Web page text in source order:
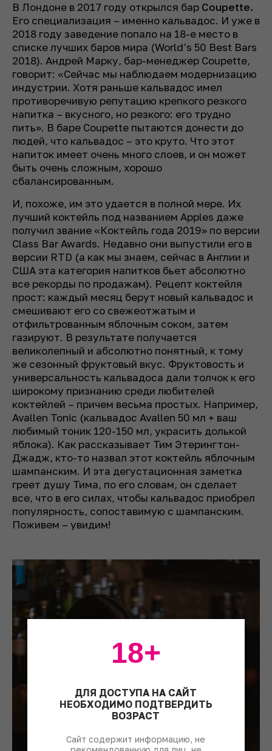
В Лондоне в 2017 году открылся бар Coupette.
Его специализация – именно кальвадос. И уже в
2018 году заведение попало на 18-е место в
списке лучших баров мира (World’s 50 Best Bars
2018). Андрей Марку, бар-менеджер Coupette,
говорит: «Сейчас мы наблюдаем модернизацию
индустрии. Хотя раньше кальвадос имел
противоречивую репутацию крепкого резкого
напитка – вкусного, но резкого: его трудно
пить». В баре Coupette пытаются донести до
людей, что кальвадос – это круто. Что этот
напиток имеет очень много слоев, и он может
быть очень сложным, хорошо
сбалансированным.
И, похоже, им это удается в полной мере. Их
лучший коктейль под названием Apples даже
получил звание «Коктейль года 2019» по версии
Class Bar Awards. Недавно они выпустили его в
версии RTD (а как мы знаем, сейчас в Англии и
США эта категория напитков бьет абсолютно
все рекорды по продажам). Рецепт коктейля
прост: каждый месяц берут новый кальвадос и
смешивают его со свежеотжатым и
отфильтрованным яблочным соком, затем
газируют. В результате получается
великолепный и абсолютно понятный, к тому
же сезонный фруктовый вкус. Фруктовость и
универсальность кальвадоса дали толчок к его
широкому признанию среди любителей
коктейлей – причем весьма простых. Например,
Avallen Tonic (кальвадос Avallen 50 мл + ваш
любимый тоник 120-150 мл, украсить долькой
яблока). Как рассказывает Тим Этерингтон-
Джадж, кто-то назвал этот коктейль яблочным
шампанским. И эта дегустационная заметка
греет душу Тима, по его словам, он сделает
все, что в его силах, чтобы кальвадос приобрел
популярность, сопоставимую с шампанским.
Поживем – увидим!
ДЛЯ ДОСТУПА НА САЙТ
НЕОБХОДИМО ПОДТВЕРДИТЬ
ВОЗРАСТ
Сайт содержит информацию, не
18+